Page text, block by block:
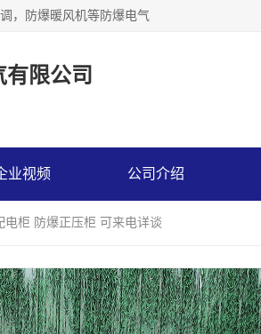
，防爆暖风机等防爆电气
限公司
业视频 公司介绍
电柜 防爆正压柜 可来电详谈